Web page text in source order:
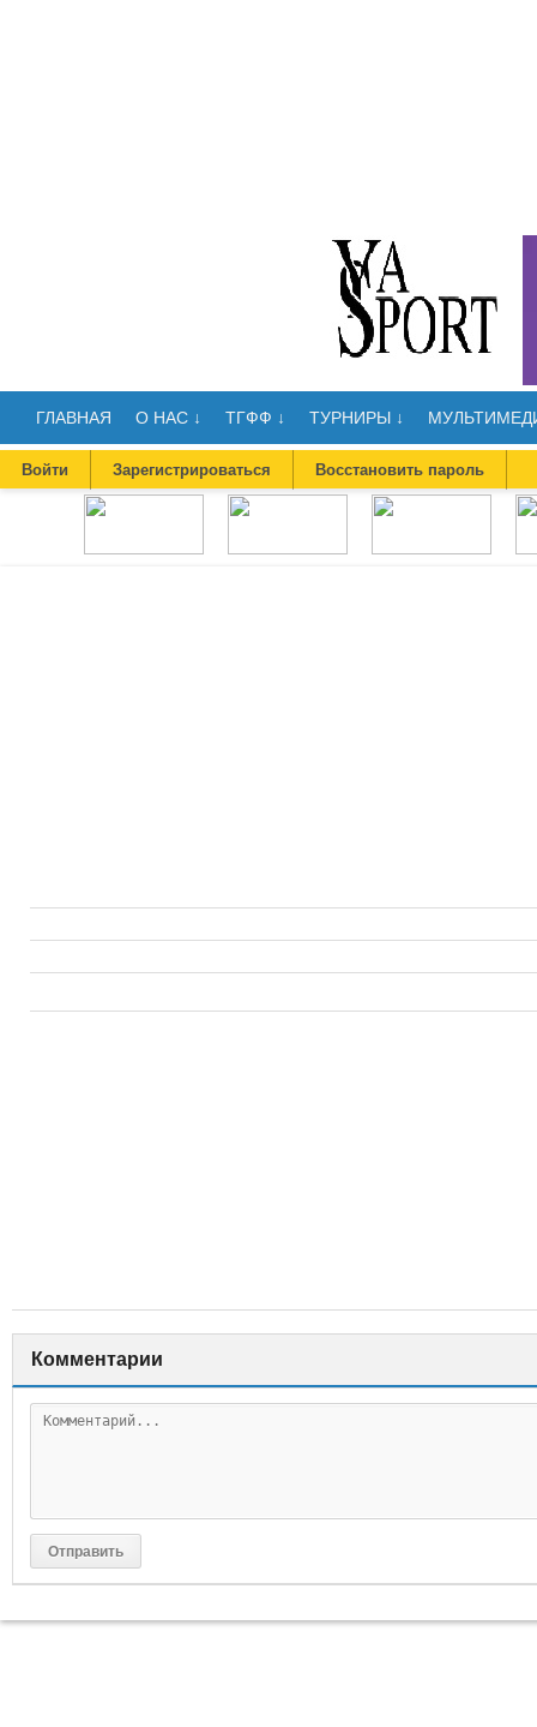
ГЛАВНАЯ О НАС ↓ ТГФФ ↓ ТУРНИРЫ ↓
Войти Зарегистрироваться Восстановить пароль
Комментарии